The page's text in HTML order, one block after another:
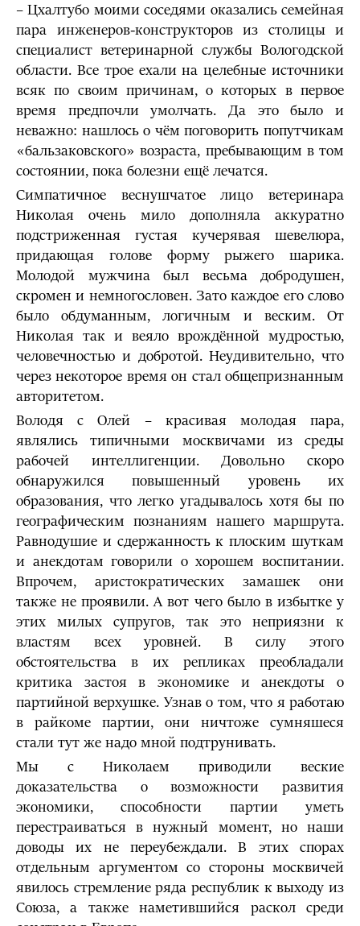
– Цхалтубо моими соседями оказались семейная
пара инженеров-конструкторов из столицы и
специалист ветеринарной службы Вологодской
области. Все трое ехали на целебные источники
всяк по своим причинам, о которых в первое
время предпочли умолчать. Да это было и
неважно: нашлось о чём поговорить попутчикам
«бальзаковского» возраста, пребывающим в том
состоянии, пока болезни ещё лечатся.
Симпатичное веснушчатое лицо ветеринара
Николая очень мило дополняла аккуратно
подстриженная густая кучерявая шевелюра,
придающая голове форму рыжего шарика.
Молодой мужчина был весьма добродушен,
скромен и немногословен. Зато каждое его слово
было обдуманным, логичным и веским. От
Николая так и веяло врождённой мудростью,
человечностью и добротой. Неудивительно, что
через некоторое время он стал общепризнанным
авторитетом.
Володя с Олей – красивая молодая пара,
являлись типичными москвичами из среды
рабочей интеллигенции. Довольно скоро
обнаружился повышенный уровень их
образования, что легко угадывалось хотя бы по
географическим познаниям нашего маршрута.
Равнодушие и сдержанность к плоским шуткам
и анекдотам говорили о хорошем воспитании.
Впрочем, аристократических замашек они
также не проявили. А вот чего было в избытке у
этих милых супругов, так это неприязни к
властям всех уровней. В силу этого
обстоятельства в их репликах преобладали
критика застоя в экономике и анекдоты о
партийной верхушке. Узнав о том, что я работаю
в райкоме партии, они ничтоже сумняшеся
стали тут же надо мной подтрунивать.
Мы с Николаем приводили веские
доказательства о возможности развития
экономики, способности партии уметь
перестраиваться в нужный момент, но наши
доводы их не переубеждали. В этих спорах
отдельным аргументом со стороны москвичей
явилось стремление ряда республик к выходу из
Союза, а также наметившийся раскол среди